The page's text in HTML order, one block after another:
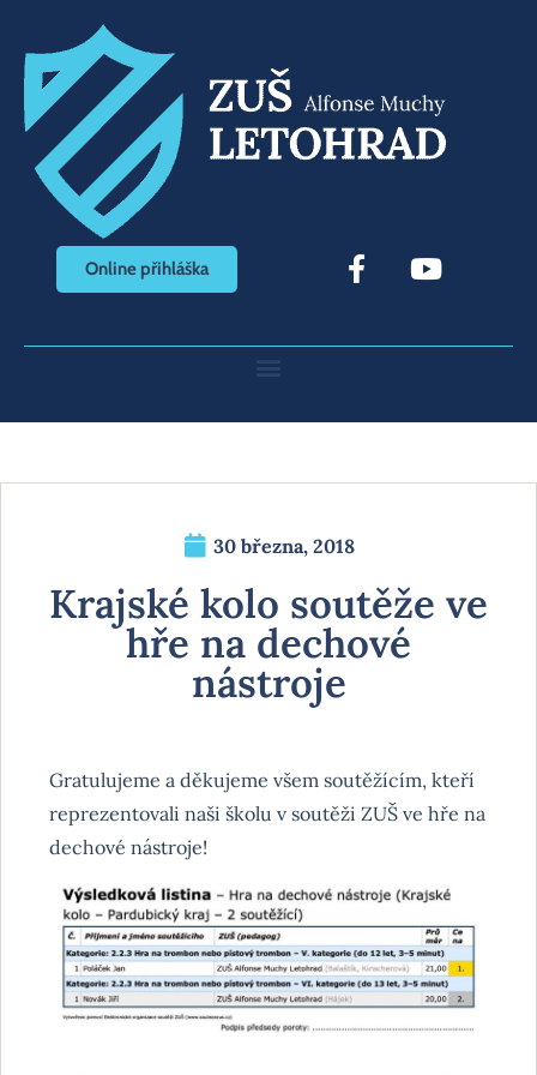
Online přihláška
30 března, 2018
Krajské kolo soutěže ve
hře na dechové
nástroje
Gratulujeme a děkujeme všem soutěžícím, kteří
reprezentovali naši školu v soutěži ZUŠ ve hře na
dechové nástroje!